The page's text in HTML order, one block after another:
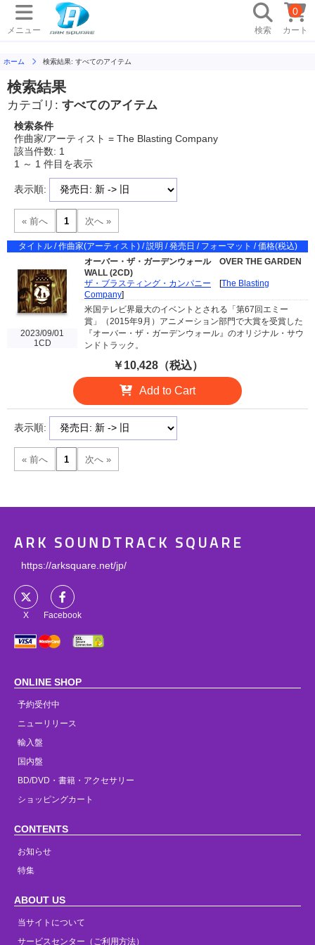
メニュー 検索 カート
0
ホーム 検索結果: すべてのアイテム
検索結果
カテゴリ: すべてのアイテム
検索条件
作曲家/アーティスト = The Blasting Company
該当件数: 1
1 ～ 1 件目を表示
表示順:
タイトル / 作曲家(アーティスト) / 説明 / 発売日 / フォーマット / 価格(税込)
2023/09/01
1CD
オーバー・ザ・ガーデンウォール
OVER THE GARDEN
WALL (2CD)
ザ・ブラスティング・カンパニー [The Blasting
Company]
米国テレビ界最大のイベントとされる「第67回エミー
賞」（2015年9月）アニメーション部門で大賞を受賞した
『オーバー・ザ・ガーデンウォール』のオリジナル・サウ
ンドトラック。
￥10,428（税込）
Add to Cart
表示順:
ARK SOUNDTRACK SQUARE
https://arksquare.net/jp/
X Facebook
ONLINE SHOP
予約受付中
ニューリリース
輸入盤
国内盤
BD/DVD・書籍・アクセサリー
ショッピングカート
CONTENTS
お知らせ
特集
ABOUT US
当サイトについて
サービスセンター（ご利用方法）